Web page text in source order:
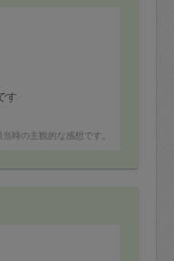
す
時の主観的な感想です。